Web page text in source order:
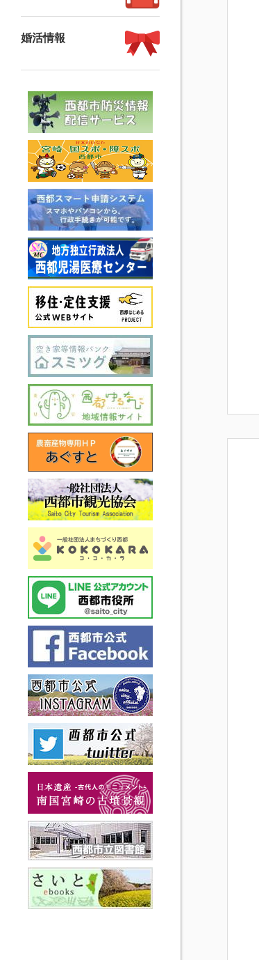
婚活情報